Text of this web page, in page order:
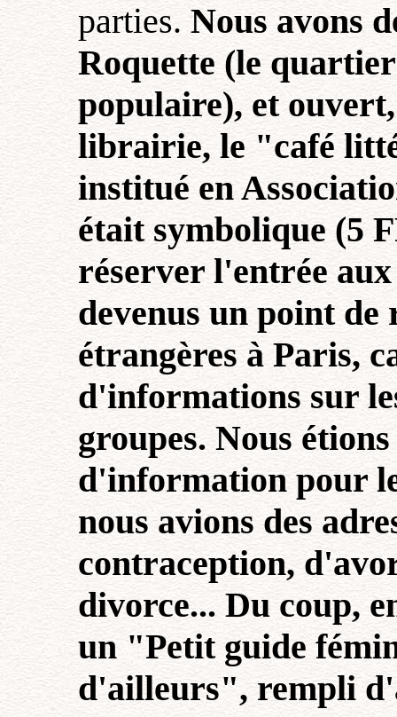
parties. Nous avons
Roquette (le
populaire), et
librairie, le "café
institué en
était symbolique (5
réserver l'entrée
devenus un point de
étrangères à Paris,
d'informations sur
groupes. Nous
d'information pour
nous avions des
contraception,
divorce... Du coup,
un "Petit guide
d'ailleurs", rempli